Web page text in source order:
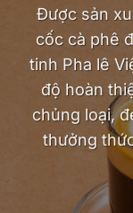
Được sản
cốc cà phê
tinh Pha lê
độ hoàn
chủng loại,
thưởng